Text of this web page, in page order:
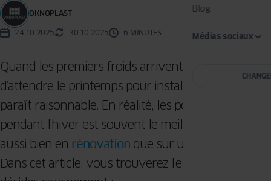
Blog
Médias sociaux
OKNOPLAST
24.10.2025 30.10.2025 6 MINUTES
Quand les premiers froids arrivent, l’envie
d’attendre le printemps pour installer ses fenêtres
paraît raisonnable. En réalité, les poser avant ou
pendant l’hiver est souvent le meilleur moment,
aussi bien en rénovation que sur un chantier neuf.
Dans cet article, vous trouverez l’essentiel pour